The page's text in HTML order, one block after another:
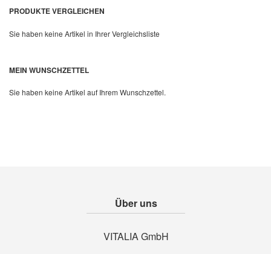
Quickview
PRODUKTE VERGLEICHEN
Sie haben keine Artikel in Ihrer Vergleichsliste
MEIN WUNSCHZETTEL
Sie haben keine Artikel auf Ihrem Wunschzettel.
Über uns
VITALIA GmbH